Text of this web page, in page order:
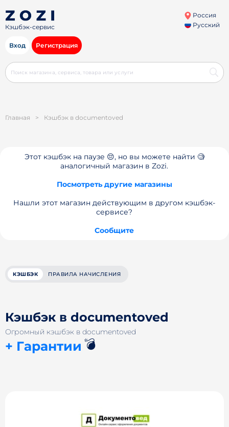
Кэшбэк-сервис
Россия
Русский
Вход Регистрация
Главная > Кэшбэк в documentoved
Этот кэшбэк на паузе 😔, но вы можете найти 🧐
аналогичный магазин в Zozi.
Посмотреть другие магазины
Нашли этот магазин действующим в другом кэшбэк-
сервисе?
Сообщите
КЭШБЭК ПРАВИЛА НАЧИСЛЕНИЯ
Кэшбэк в documentoved
Огромный кэшбэк в documentoved
+ Гарантии 💣